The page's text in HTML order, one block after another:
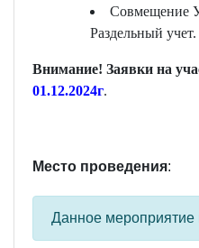
Совмещение
Раздельный учет.
Внимание! Заявки на
01.12.2024г.
Место проведения:
Данное